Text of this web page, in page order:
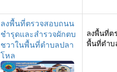
ลงพื้นที่ตรวจสอบถนน
ชำรุดและสำรวจผักตบ
ชวาในพื้นที่ตำบลปลา
โหล
ลงพื้นที่ต
พื้นที่ตำบ